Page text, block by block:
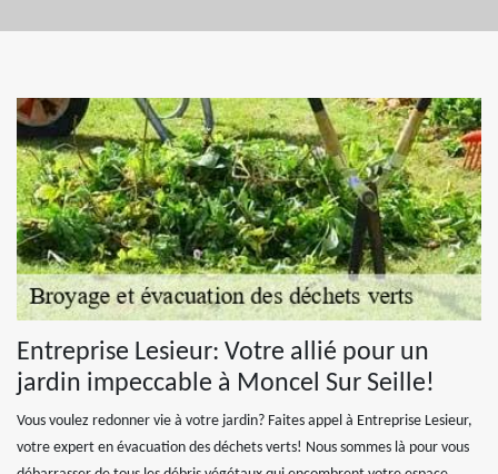
Entreprise Lesieur: Votre allié pour un
jardin impeccable à Moncel Sur Seille!
Vous voulez redonner vie à votre jardin? Faites appel à Entreprise Lesieur,
votre expert en évacuation des déchets verts! Nous sommes là pour vous